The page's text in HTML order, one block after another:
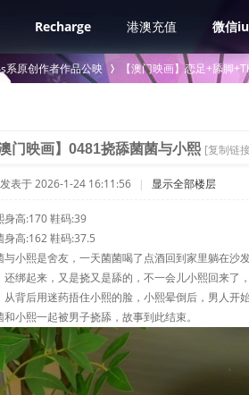
Recharge 港澳充值 微信
系原创作者作品公映
›
【澳门映画】恋足+舔脚
澳门映画】0481挠舔菌菌与小熙 [复制链
发表于 2026-1-24 16:11:56 | 显示全部楼层
身高:170 鞋码:39
身高:162 鞋码:37.5
与小熙是舍友，一天菌菌喝了点酒回到家里躺在沙
还绑起来，又是挠又是舔的，不一会儿小熙回来了
从背后用迷药捂住小熙的脸，小熙晕倒后，男人开
和小熙一起被男子挠舔，故事到此结束。